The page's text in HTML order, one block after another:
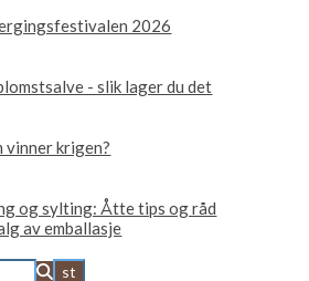
2026
- slik lager du det
vinner krigen?
og sylting: Åtte tips og råd
av emballasje